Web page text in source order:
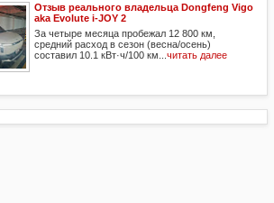
Отзыв реального владельца Dongfeng Vigo
aka Evolute i-JOY 2
За четыре месяца пробежал 12 800 км,
средний расход в сезон (весна/осень)
составил 10.1 кВт·ч/100 км... читать далее